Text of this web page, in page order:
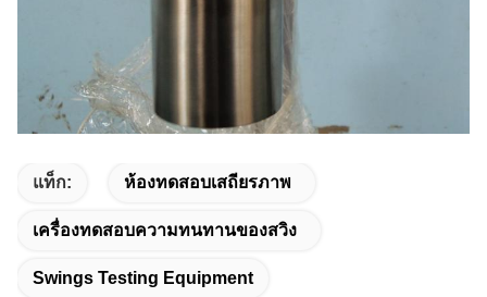
แท็ก: ห้องทดสอบเสถียรภาพ
เครื่องทดสอบความทนทานของสวิง
Swings Testing Equipment